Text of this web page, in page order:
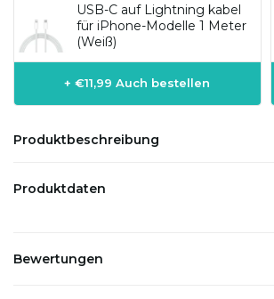
USB-C auf Lightning kabel
für iPhone-Modelle 1 Meter
(Weiß)
+ €11,99 Auch bestellen
Produktbeschreibung
Produktdaten
Bewertungen